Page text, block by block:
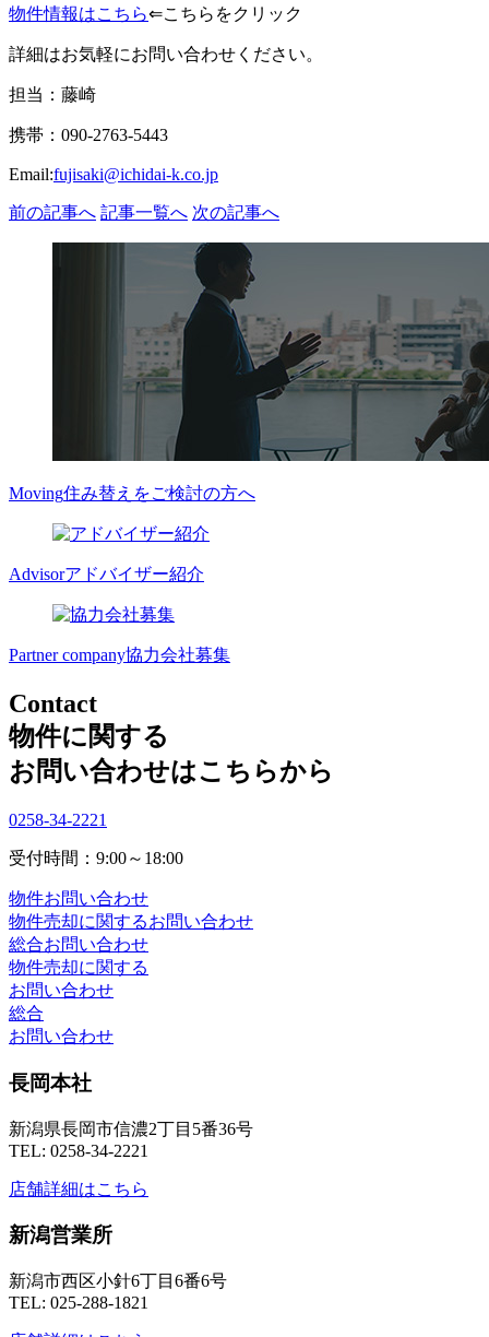
物件情報はこちら⇐こちらをクリック
詳細はお気軽にお問い合わせください。
担当：藤崎
携帯：090-2763-5443
Email:fujisaki@ichidai-k.co.jp
前の記事へ 記事一覧へ 次の記事へ
Moving住み替えをご検討の方へ
Advisorアドバイザー紹介
Partner company協力会社募集
Contact
物件に関する
お問い合わせはこちらから
0258-34-2221
受付時間：9:00～18:00
物件お問い合わせ
物件売却に関するお問い合わせ
総合お問い合わせ
物件売却に関する
お問い合わせ
総合
お問い合わせ
長岡本社
新潟県長岡市信濃2丁目5番36号
TEL: 0258-34-2221
店舗詳細はこちら
新潟営業所
新潟市西区小針6丁目6番6号
TEL: 025-288-1821